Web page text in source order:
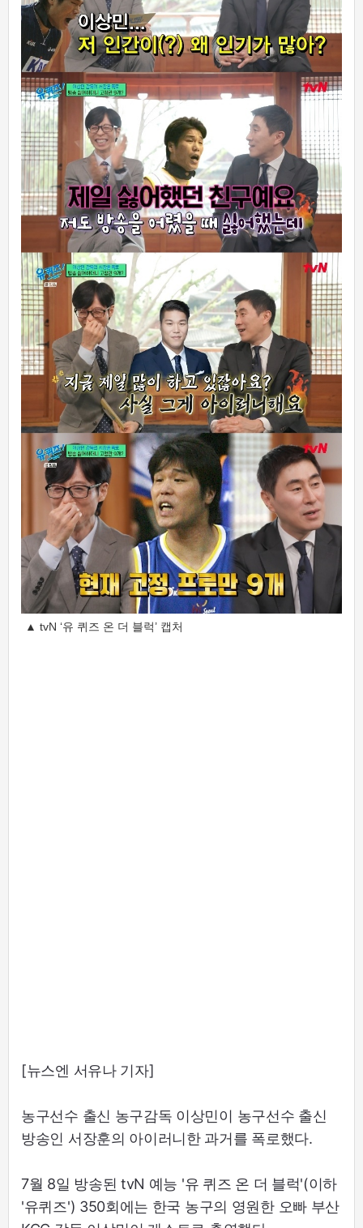
▲ tvN ‘유 퀴즈 온 더 블럭’ 캡처
[뉴스엔 서유나 기자]
농구선수 출신 농구감독 이상민이 농구선수 출신
방송인 서장훈의 아이러니한 과거를 폭로했다.
7월 8일 방송된 tvN 예능 '유 퀴즈 온 더 블럭'(이하
'유퀴즈') 350회에는 한국 농구의 영원한 오빠 부산